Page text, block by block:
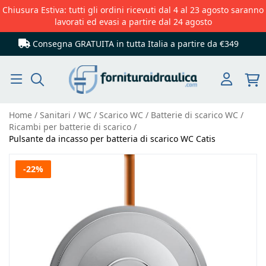
Chiusura Estiva: tutti gli ordini ricevuti dal 4 al 23 agosto saranno
lavorati ed evasi a partire dal 24 agosto
Consegna GRATUITA in tutta Italia a partire da €349
Home Sanitari WC Scarico WC
Batterie di scarico WC
Ricambi per batterie di scarico
Pulsante da incasso per batteria di scarico WC Catis
Vai
-22%